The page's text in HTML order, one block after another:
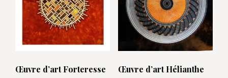
Œuvre d’art Forteresse Œuvre d’art Hélianthe